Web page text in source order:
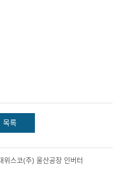
목록
위스코(주) 울산공장 인버터